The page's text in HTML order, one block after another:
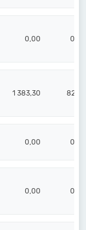
0,00 0,00
1 383,30 82,38
0,00 0,00
0,00 0,00